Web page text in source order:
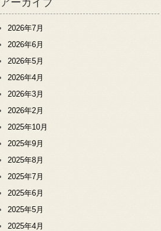
2026年7月
2026年6月
2026年5月
2026年4月
2026年3月
2026年2月
2025年10月
2025年9月
2025年8月
2025年7月
2025年6月
2025年5月
2025年4月